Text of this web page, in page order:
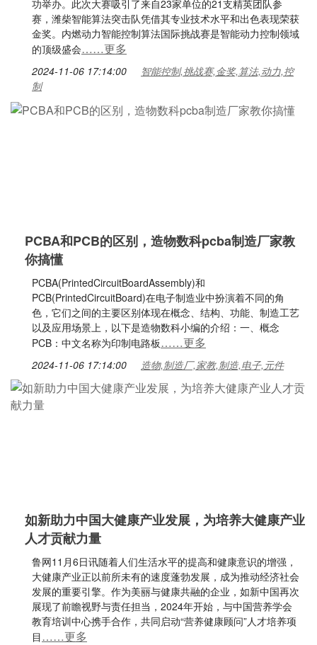
功举办。此次大赛吸引了来自23家单位的21支精英团队参
赛，潍柴智能算法突击队凭借其专业技术水平和出色表现荣获
金奖。内燃动力智能控制算法国际挑战赛是智能动力控制领域
的顶级盛会……更多
2024-11-06 17:14:00
智能控制,挑战赛,金奖,算法,动力,控
制
PCBA和PCB的区别，造物数科pcba制造厂家教
你搞懂
PCBA(PrintedCircuitBoardAssembly)和
PCB(PrintedCircuitBoard)在电子制造业中扮演着不同的角
色，它们之间的主要区别体现在概念、结构、功能、制造工艺
以及应用场景上，以下是造物数科小编的介绍：一、概念
PCB：中文名称为印制电路板……更多
2024-11-06 17:14:00 造物,制造厂,家教,制造,电子,元件
如新助力中国大健康产业发展，为培养大健康产业
人才贡献力量
鲁网11月6日讯随着人们生活水平的提高和健康意识的增强，
大健康产业正以前所未有的速度蓬勃发展，成为推动经济社会
发展的重要引擎。作为美丽与健康共融的企业，如新中国再次
展现了前瞻视野与责任担当，2024年开始，与中国营养学会
教育培训中心携手合作，共同启动“营养健康顾问”人才培养项
目……更多